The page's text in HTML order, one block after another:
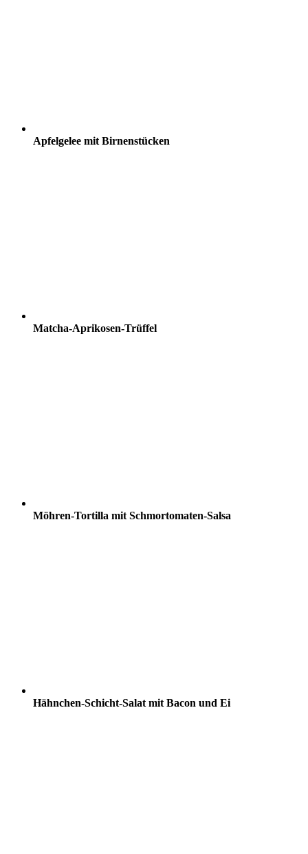
Apfelgelee mit Birnenstücken
Matcha-Aprikosen-Trüffel
Möhren-Tortilla mit Schmortomaten-Salsa
Hähnchen-Schicht-Salat mit Bacon und Ei